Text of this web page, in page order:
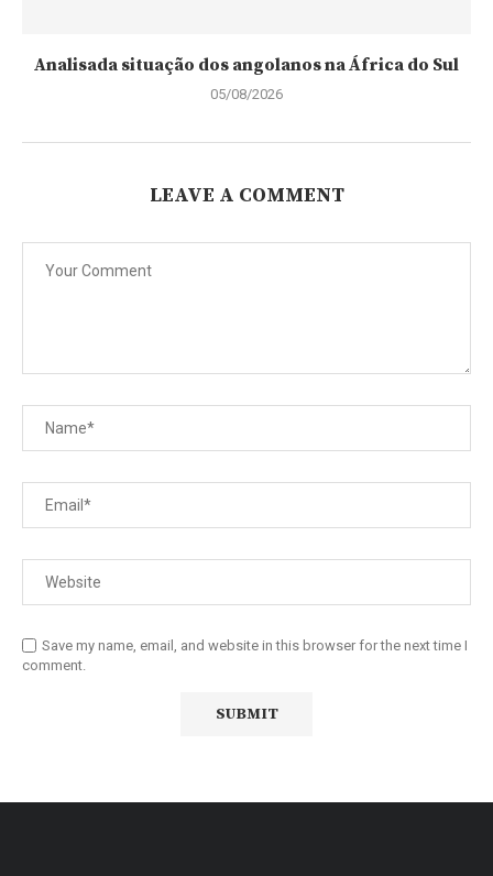
Analisada situação dos angolanos na África do Sul
05/08/2026
LEAVE A COMMENT
Save my name, email, and website in this browser for the next time I
comment.